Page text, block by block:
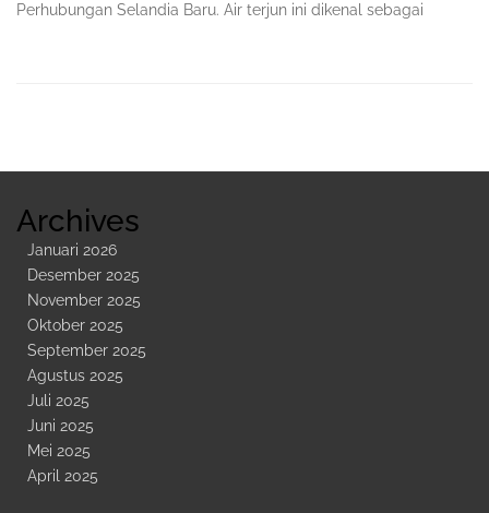
Perhubungan Selandia Baru. Air terjun ini dikenal sebagai
Archives
Januari 2026
Desember 2025
November 2025
Oktober 2025
September 2025
Agustus 2025
Juli 2025
Juni 2025
Mei 2025
April 2025